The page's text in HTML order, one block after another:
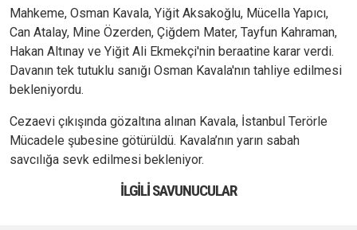
Mahkeme, Osman Kavala, Yiğit Aksakoğlu, Mücella Yapıcı,
Can Atalay, Mine Özerden, Çiğdem Mater, Tayfun Kahraman,
Hakan Altınay ve Yiğit Ali Ekmekçi'nin beraatine karar verdi.
Davanın tek tutuklu sanığı Osman Kavala'nın tahliye edilmesi
bekleniyordu.
Cezaevi çıkışında gözaltına alınan Kavala, İstanbul Terörle
Mücadele şubesine götürüldü. Kavala’nın yarın sabah
savcılığa sevk edilmesi bekleniyor.
İLGILI SAVUNUCULAR